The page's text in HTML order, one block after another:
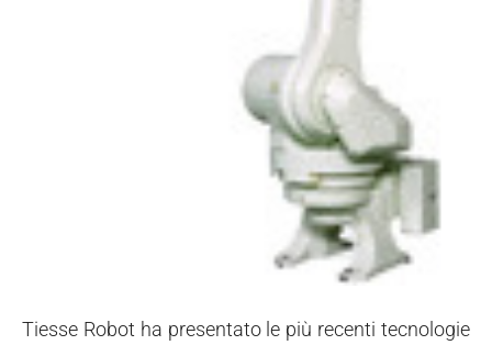
Tiesse Robot ha presentato le più recenti tecnologie